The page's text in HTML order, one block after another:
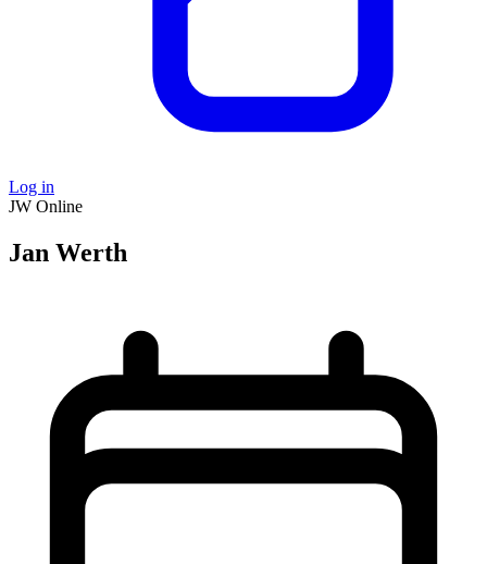
Log in
JW Online
Jan Werth